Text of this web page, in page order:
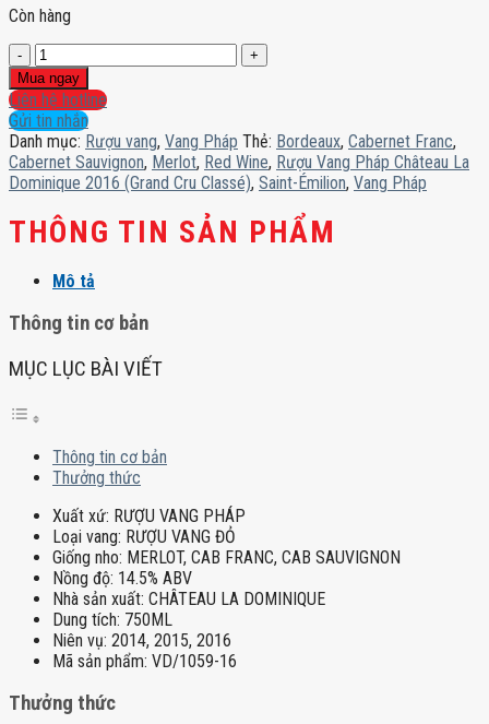
Còn hàng
Rượu
Vang
Pháp
Château
La
Dominique
2016
(Grand
Cru
Classé)
lượng
Mua ngay
Liên hệ hotline
Gửi tin nhắn
Danh mục: Rượu vang, Vang Pháp Thẻ: Bordeaux, Cabernet Franc,
Cabernet Sauvignon, Merlot, Red Wine, Rượu Vang Pháp Château La
Dominique 2016 (Grand Cru Classé), Saint-Émilion, Vang Pháp
THÔNG TIN SẢN PHẨM
Mô tả
Thông tin cơ bản
MỤC LỤC BÀI VIẾT
Thông tin cơ bản
Thưởng thức
Xuất xứ: RƯỢU VANG PHÁP
Loại vang: RƯỢU VANG ĐỎ
Giống nho: MERLOT, CAB FRANC, CAB SAUVIGNON
Nồng độ: 14.5% ABV
Nhà sản xuất: CHÂTEAU LA DOMINIQUE
Dung tích: 750ML
Niên vụ: 2014, 2015, 2016
Mã sản phẩm: VD/1059-16
Thưởng thức